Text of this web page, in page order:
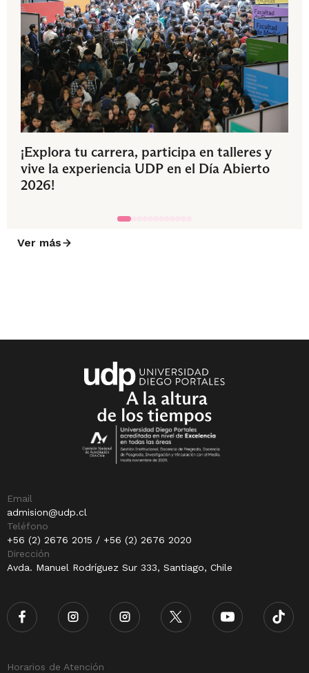
¡Explora tu carrera, participa en talleres y
vive la experiencia UDP en el Día Abierto
2026!
Ver más
Email
admision@udp.cl
Teléfono
+56 (2) 2676 2015 / +56 (2) 2676 2020
Dirección
Avda. Manuel Rodríguez Sur 333, Santiago, Chile
Horarios de Atención